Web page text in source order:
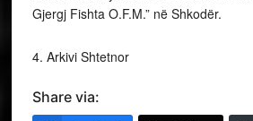
Gjergj Fishta O.F.M.” në Shkodër.
4. Arkivi Shtetnor
Share via: